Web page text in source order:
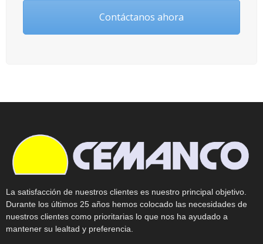
Contáctanos ahora
La satisfacción de nuestros clientes es nuestro principal objetivo.
Durante los últimos 25 años hemos colocado las necesidades de
nuestros clientes como prioritarias lo que nos ha ayudado a
mantener su lealtad y preferencia.